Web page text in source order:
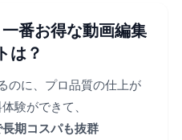
一番お得な動画編集
は？
のに、プロ品質の仕上が
験ができて、
期コスパも抜群